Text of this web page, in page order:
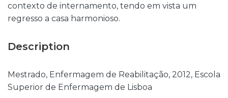
contexto de internamento, tendo em vista um
regresso a casa harmonioso.
Description
Mestrado, Enfermagem de Reabilitação, 2012, Escola
Superior de Enfermagem de Lisboa